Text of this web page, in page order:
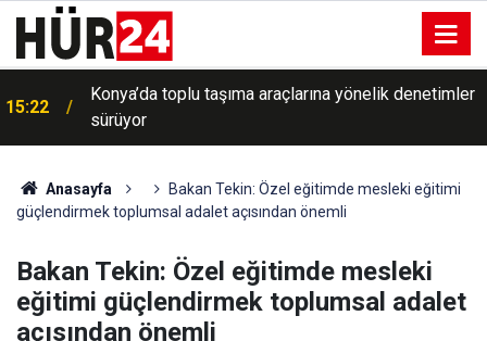
15:22
Konya’da toplu taşıma araçlarına yönelik denetimler
sürüyor
Anasayfa
Bakan Tekin: Özel eğitimde mesleki eğitimi
güçlendirmek toplumsal adalet açısından önemli
Bakan Tekin: Özel eğitimde mesleki
eğitimi güçlendirmek toplumsal adalet
açısından önemli